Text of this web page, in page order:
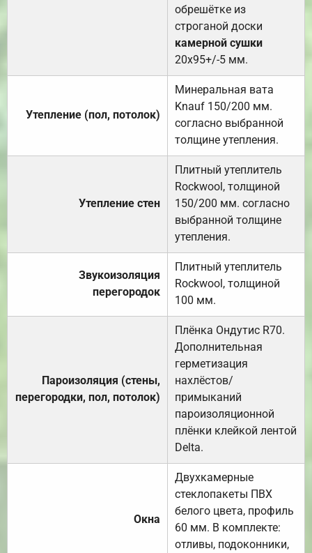
обрешётке из
строганой доски
камерной сушки
20х95+/-5 мм.
Утепление (пол, потолок)
Минеральная вата
Knauf 150/200 мм.
согласно выбранной
толщине утепления.
Утепление стен
Плитный утеплитель
Rockwool, толщиной
150/200 мм. согласно
выбранной толщине
утепления.
Звукоизоляция
перегородок
Плитный утеплитель
Rockwool, толщиной
100 мм.
Пароизоляция (стены,
перегородки, пол, потолок)
Плёнка Ондутис R70.
Дополнительная
герметизация
нахлёстов/
примыканий
пароизоляционной
плёнки клейкой лентой
Delta.
Окна
Двухкамерные
стеклопакеты ПВХ
белого цвета, профиль
60 мм. В комплекте:
отливы, подоконники,